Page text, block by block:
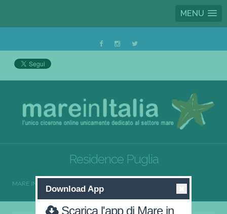
MENU
Residence Puglia
MARE IN ITALIA
Download App
Scarica l'app di Mare in